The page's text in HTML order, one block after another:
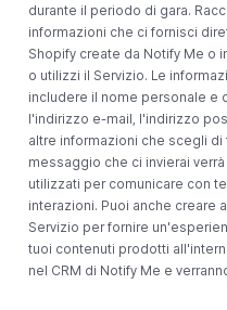
durante il periodo di gara.
informazioni che ci fornisci
Shopify create da Notify Me o
o utilizzi il Servizio. Le
includere il nome personale e
l'indirizzo e-mail, l'indirizzo
altre informazioni che scegli
messaggio che ci invierai
utilizzati per comunicare con
interazioni. Puoi anche creare
Servizio per fornire
tuoi contenuti prodotti
nel CRM di Notify Me e